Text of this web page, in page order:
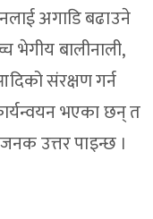
अगाडि बढाउने
भेगीय बालीनाली,
संरक्षण गर्न
भएका छन् त
उत्तर पाइन्छ ।